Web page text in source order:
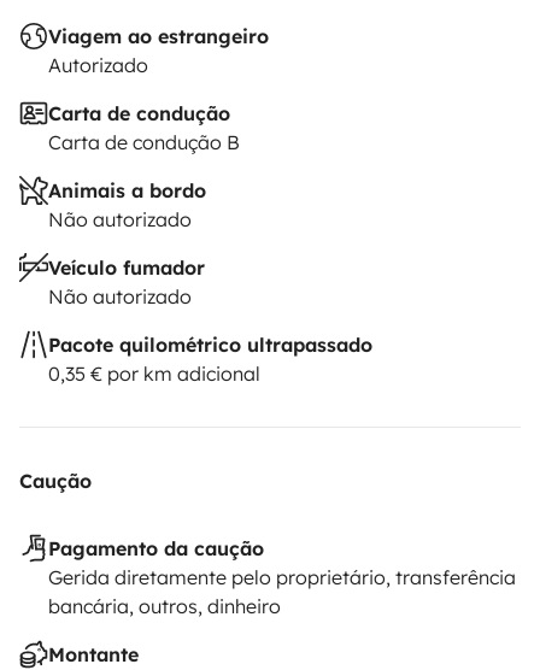
Viagem ao estrangeiro
Autorizado
Carta de condução
Carta de condução B
Animais a bordo
Não autorizado
Veículo fumador
Não autorizado
Pacote quilométrico ultrapassado
0,35 € por km adicional
Caução
Pagamento da caução
Gerida diretamente pelo proprietário, transferência
bancária, outros, dinheiro
Montante